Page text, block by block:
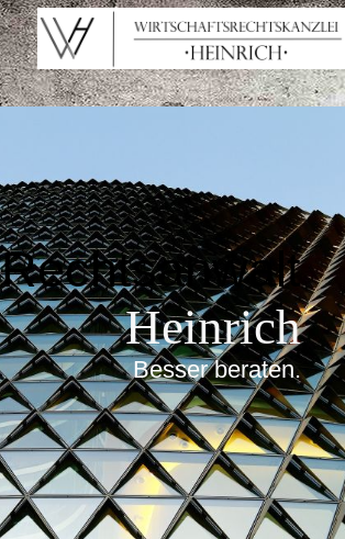
Rechtsanwalt
Heinrich
Besser beraten.